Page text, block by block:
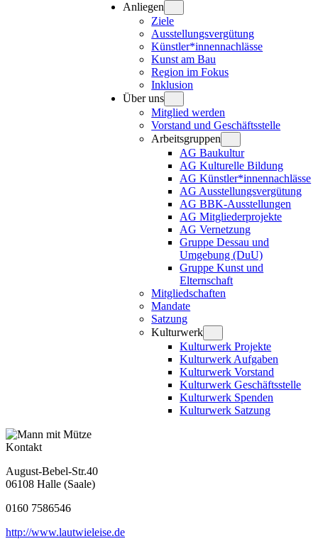
Anliegen
Ziele
Ausstellungsvergütung
Künstler*innennachlässe
Kunst am Bau
Region im Fokus
Inklusion
Über uns
Mitglied werden
Vorstand und Geschäftsstelle
Arbeitsgruppen
AG Baukultur
AG Kulturelle Bildung
AG Künstler*innennachlässe
AG Ausstellungsvergütung
AG BBK-Ausstellungen
AG Mitgliederprojekte
AG Vernetzung
Gruppe Dessau und
Umgebung (DuU)
Gruppe Kunst und
Elternschaft
Mitgliedschaften
Mandate
Satzung
Kulturwerk
Kulturwerk Projekte
Kulturwerk Aufgaben
Kulturwerk Vorstand
Kulturwerk Geschäftsstelle
Kulturwerk Spenden
Kulturwerk Satzung
Kontakt
August-Bebel-Str.40
06108 Halle (Saale)
0160 7586546
http://www.lautwieleise.de